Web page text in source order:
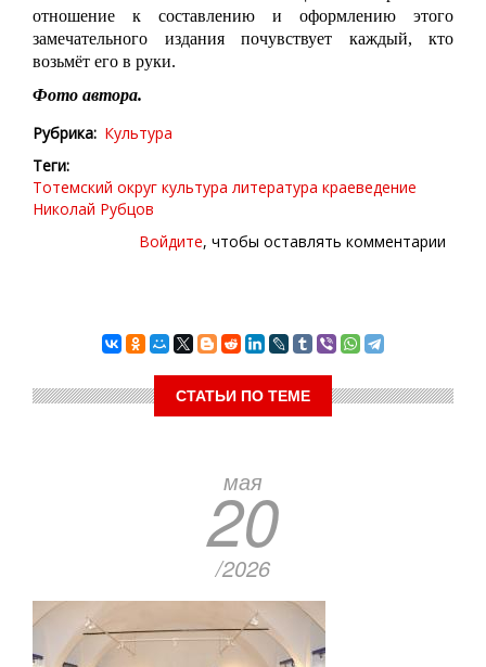
отношение к составлению и оформлению этого
замечательного издания почувствует каждый, кто
возьмёт его в руки.
Фото автора.
Рубрика Культура
Теги
Тотемский округ культура литература краеведение
Николай Рубцов
Войдите, чтобы оставлять комментарии
СТАТЬИ ПО ТЕМЕ
мая
20
/2026